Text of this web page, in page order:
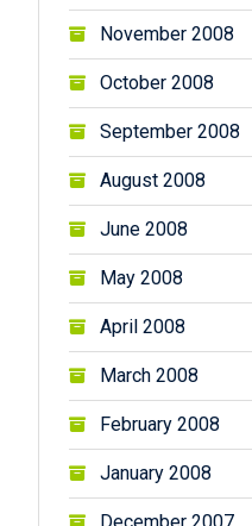
November 2008
October 2008
September 2008
August 2008
June 2008
May 2008
April 2008
March 2008
February 2008
January 2008